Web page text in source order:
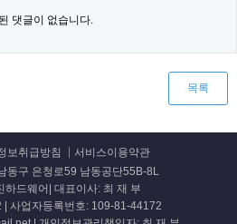
댓글이 없습니다.
목록
보취급방침
서비스이용약관
동구 은청로59 남동공단55B-8L
하드웨어| 대표이사: 최 재 부
사업자등록번호: 109-81-44172